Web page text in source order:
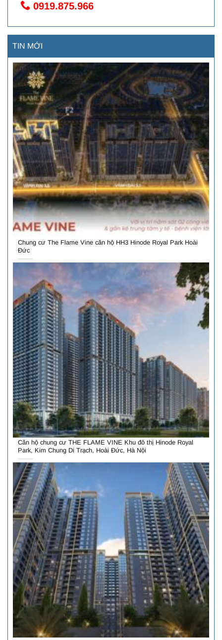
0919.875.966
TIN MỚI
Chung cư The Flame Vine căn hộ HH3 Hinode Royal Park Hoài
Đức
Căn hộ chung cư THE FLAME VINE Khu đô thị Hinode Royal
Park, Kim Chung Di Trạch, Hoài Đức, Hà Nội